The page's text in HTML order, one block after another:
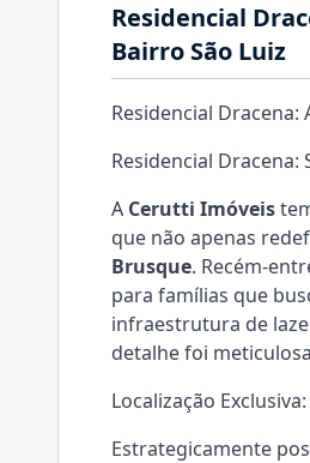
Residencial
Bairro São Luiz
Residencial
Residencial Dracena:
A Cerutti Imóveis
que não apenas
Brusque. Recém-
para famílias que
infraestrutura de
detalhe foi
Localização
Estrategicamente